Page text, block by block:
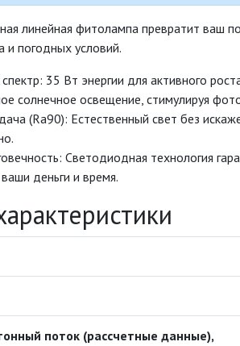
линейная фитолампа превратит ваш
и погодных условий.
35 Вт энергии для активного
солнечное освещение, стимулируя
(Ra90): Естественный свет без
Светодиодная технология
деньги и время.
поток (рассчетные данные),